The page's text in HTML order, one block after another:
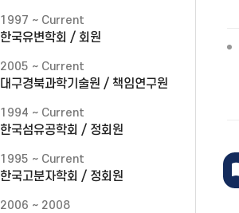
1997 ~ Current
한국유변학회 / 회원
2005 ~ Current
대구경북과학기술원 / 책임연구원
1994 ~ Current
한국섬유공학회 / 정회원
1995 ~ Current
한국고분자학회 / 정회원
2006 ~ 2008